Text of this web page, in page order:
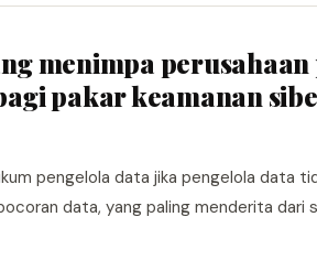
menimpa
pakar keamanan
pengelola data jika pengelola data
data, yang paling menderita dari